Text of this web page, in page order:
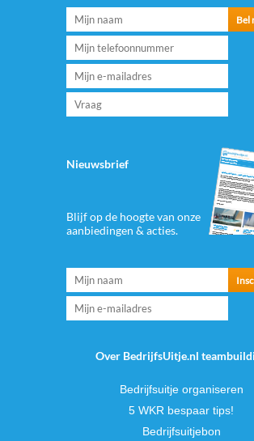
Nieuwsbrief
Blijf op de hoogte van onze
aanbiedingen & acties.
Over BedrijfsUitje.nl
Bedrijfsuitje organiseren
5 WKR bespaar tips!
Bedrijfsuitjebon